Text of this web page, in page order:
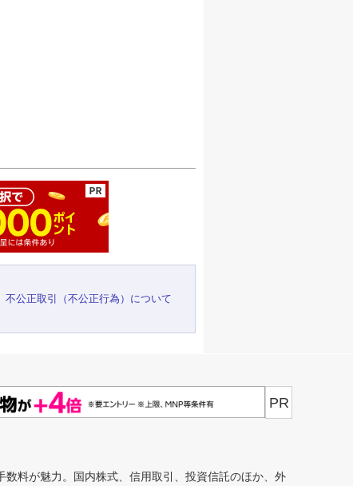
不公正取引（不公正行為）について
PR
料が魅力。国内株式、信用取引、投資信託のほか、外